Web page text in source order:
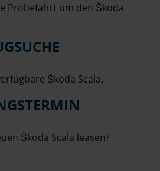
Probefahrt um den Škoda
Škoda Scala.
Škoda Scala leasen?